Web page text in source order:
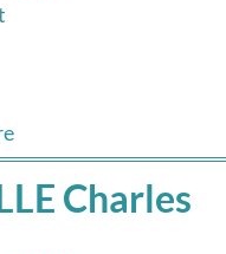
Charles